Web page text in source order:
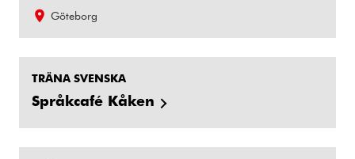
Göteborg
TRÄNA SVENSKA
Språkcafé Kåken